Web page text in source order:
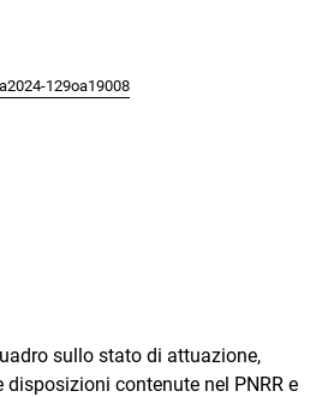
129oa19008
sullo stato di attuazione,
disposizioni contenute nel PNRR e